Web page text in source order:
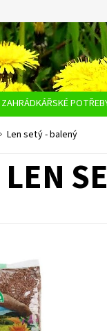
ZAHRÁDKÁŘSKÉ
OCHRANA OSOBNÍCH ÚDAJŮ
Len setý - balený
LEN